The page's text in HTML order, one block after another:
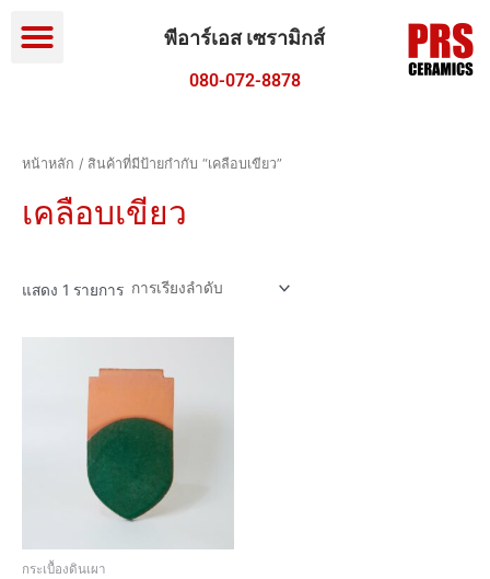
Menu พีอาร์เอส เซรามิกส์
080-072-8878
หน้าหลัก / สินค้าที่มีป้ายกำกับ “เคลือบเขียว”
เคลือบเขียว
แสดง 1 รายการ
กระเบื้องดินเผา